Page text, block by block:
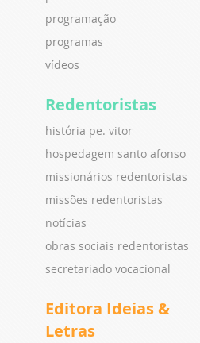
programação
programas
vídeos
Redentoristas
história pe. vitor
hospedagem santo afonso
missionários redentoristas
missões redentoristas
notícias
obras sociais redentoristas
secretariado vocacional
Editora Ideias &
Letras